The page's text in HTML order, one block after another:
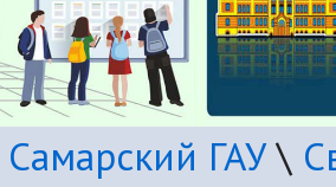
Самарский ГАУ\